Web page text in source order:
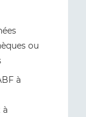
ou
à
à